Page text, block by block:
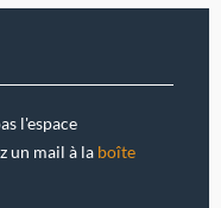
l'espace
un mail à la boîte